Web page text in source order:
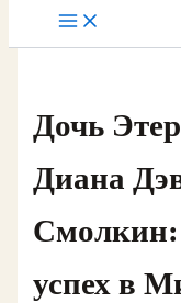
Дочь
Диана
Смолкин:
успех в